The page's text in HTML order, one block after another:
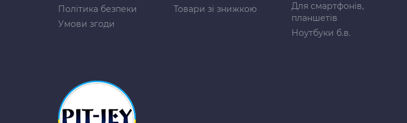
Політика безпеки
Умови згоди
Товари зі знижкою
Для смартфонів,
планшетів
Ноутбуки б.в.